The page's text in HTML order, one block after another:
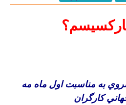
به مناسبت اول ماه مه
كارگران